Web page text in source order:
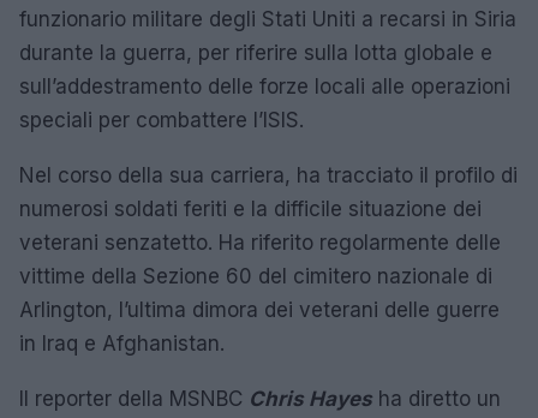
funzionario militare degli Stati Uniti a recarsi in Siria
durante la guerra, per riferire sulla lotta globale e
sull’addestramento delle forze locali alle operazioni
speciali per combattere l’ISIS.
Nel corso della sua carriera, ha tracciato il profilo di
numerosi soldati feriti e la difficile situazione dei
veterani senzatetto. Ha riferito regolarmente delle
vittime della Sezione 60 del cimitero nazionale di
Arlington, l’ultima dimora dei veterani delle guerre
in Iraq e Afghanistan.
Il reporter della MSNBC Chris Hayes ha diretto un